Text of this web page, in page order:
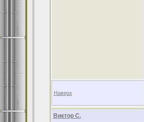
Наверх
Виктор С.